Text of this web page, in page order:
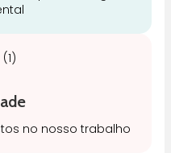
no nosso trabalho